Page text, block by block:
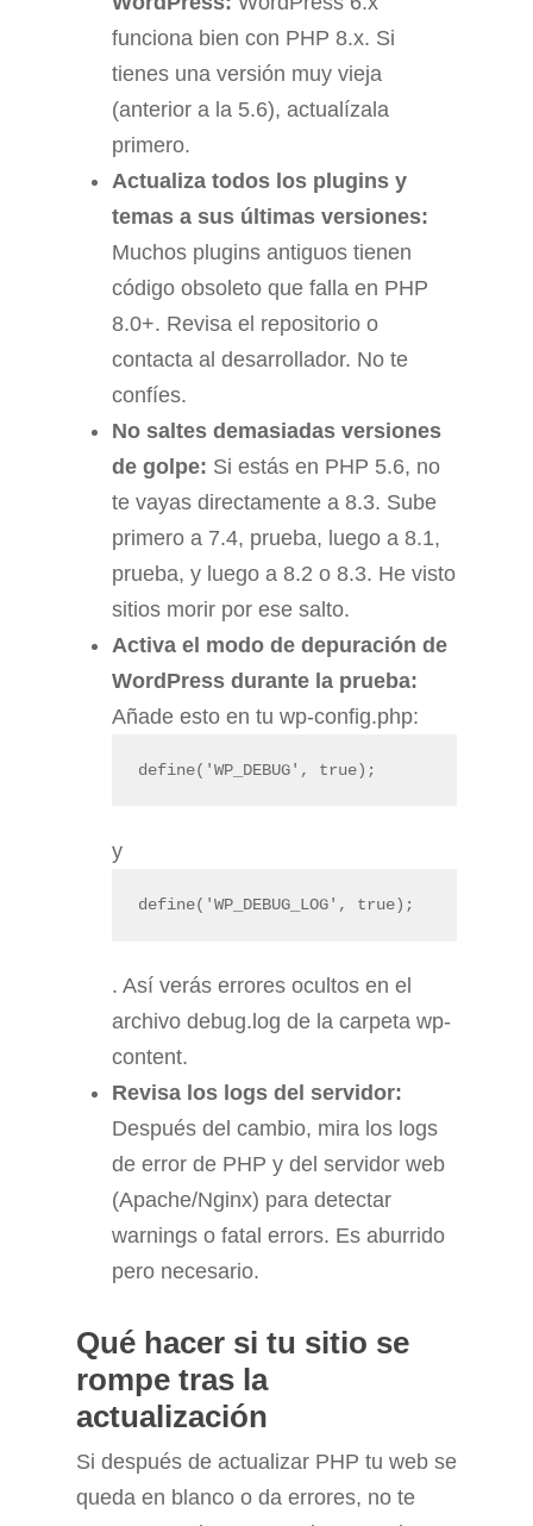
funciona bien con PHP 8.x. Si
tienes una versión muy vieja
(anterior a la 5.6), actualízala
primero.
Actualiza todos los plugins y
temas a sus últimas versiones:
Muchos plugins antiguos tienen
código obsoleto que falla en PHP
8.0+. Revisa el repositorio o
contacta al desarrollador. No te
confíes.
No saltes demasiadas versiones
de golpe: Si estás en PHP 5.6, no
te vayas directamente a 8.3. Sube
primero a 7.4, prueba, luego a 8.1,
prueba, y luego a 8.2 o 8.3. He visto
sitios morir por ese salto.
Activa el modo de depuración de
WordPress durante la prueba:
Añade esto en tu wp-config.php:
define('WP_DEBUG', true);
y
define('WP_DEBUG_LOG', true);
. Así verás errores ocultos en el
archivo debug.log de la carpeta wp-
content.
Revisa los logs del servidor:
Después del cambio, mira los logs
de error de PHP y del servidor web
(Apache/Nginx) para detectar
warnings o fatal errors. Es aburrido
pero necesario.
Qué hacer si tu sitio se
rompe tras la
actualización
Si después de actualizar PHP tu web se
queda en blanco o da errores, no te